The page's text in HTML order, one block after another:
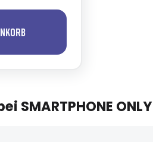
SMARTPHONE ONLY